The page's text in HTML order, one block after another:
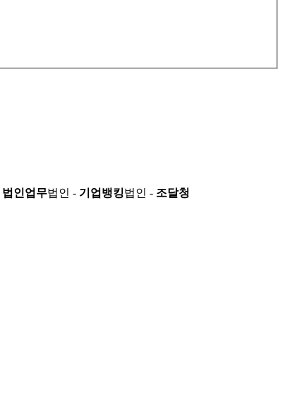
법인업무법인 - 기업뱅킹법인 - 조달청